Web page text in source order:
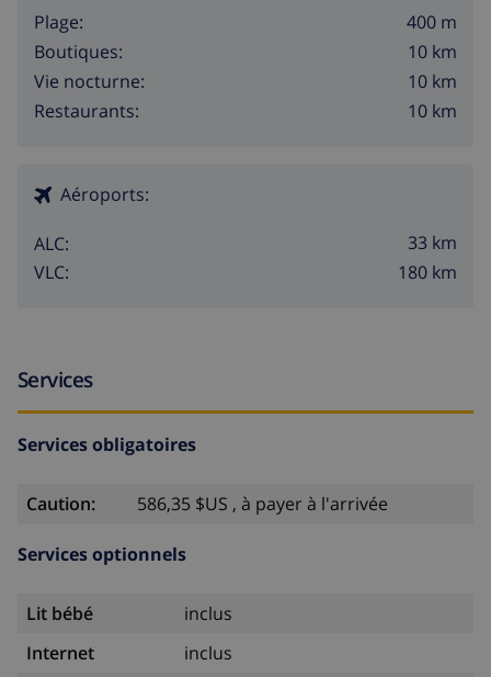
Plage:
400 m
Boutiques:
10 km
Vie nocturne:
10 km
Restaurants:
10 km
Aéroports:
ALC:
33 km
VLC:
180 km
Services
Services obligatoires
Caution: 586,35 $US , à payer à l'arrivée
Services optionnels
Lit bébé
inclus
Internet
inclus